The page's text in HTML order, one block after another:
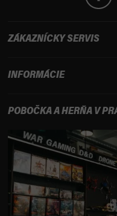
ZÁKAZNÍCKY SERVIS
INFORMÁCIE
POBOČKA A HERŇA V